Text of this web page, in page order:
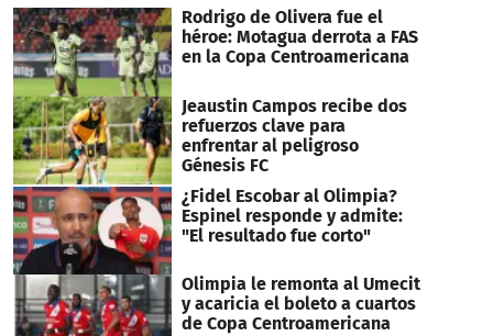
Rodrigo de Olivera fue el
héroe: Motagua derrota a FAS
en la Copa Centroamericana
Jeaustin Campos recibe dos
refuerzos clave para
enfrentar al peligroso
Génesis FC
¿Fidel Escobar al Olimpia?
Espinel responde y admite:
"El resultado fue corto"
Olimpia le remonta al Umecit
y acaricia el boleto a cuartos
de Copa Centroamericana